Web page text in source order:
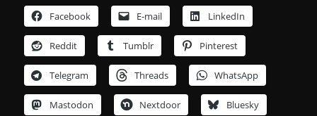
Facebook E-mail LinkedIn
Reddit Tumblr Pinterest
Telegram Threads WhatsApp
Mastodon Nextdoor Bluesky